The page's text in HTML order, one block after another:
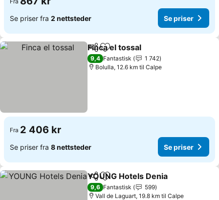
Se priser fra 2 nettsteder Se priser
Del Legg til i favoritter
Finca el tossal
9,4 Fantastisk
1 742
Bolulla, 12.6 km til Calpe
Fra 2 406 kr
Se priser fra 8 nettsteder Se priser
Del Legg til i favoritter
YOUNG Hotels Denia
9,6 Fantastisk
599
Vall de Laguart, 19.8 km til Calpe